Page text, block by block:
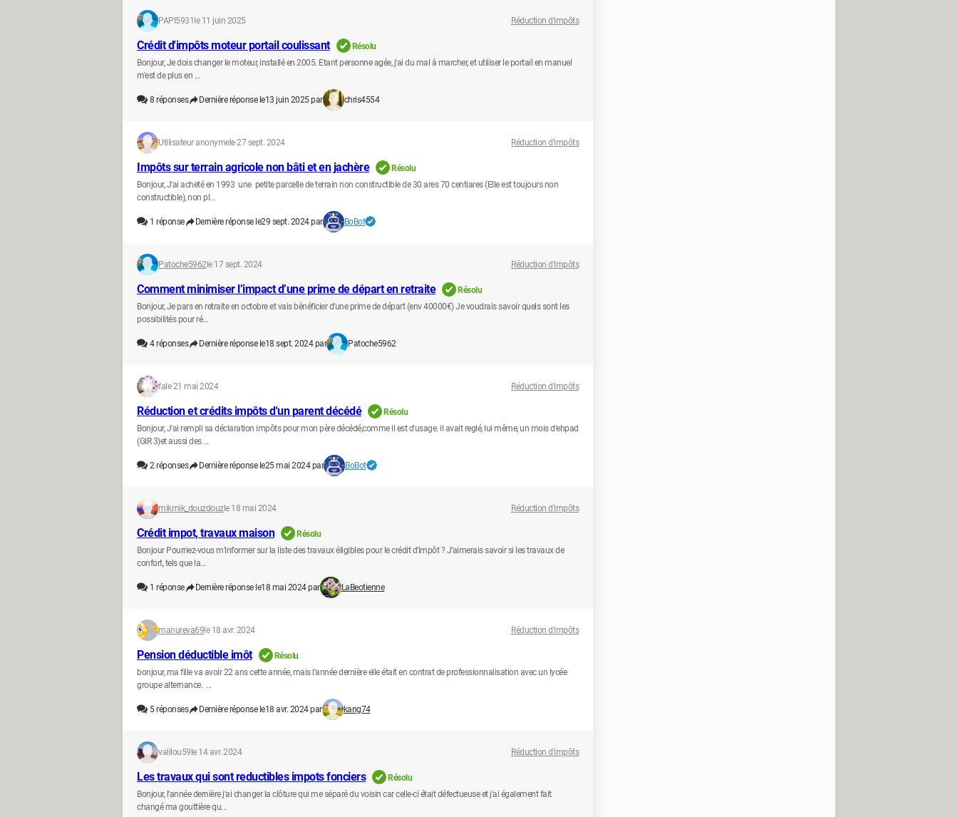
PAPI5931 le 11 juin 2025 Réduction d'impôts
Crédit d'impôts moteur portail coulissant
Résolu
Bonjour, Je dois changer le moteur, installé en 2005. Etant personne agée, j'ai du mal à marcher, et utiliser le portail en manuel
m'est de plus en ...
8 réponses Dernière réponse le13 juin 2025 par chris4554
Utilisateur anonymele 27 sept. 2024 Réduction d'impôts
Impôts sur terrain agricole non bâti et en jachère
Résolu
Bonjour, J'ai acheté en 1993 une petite parcelle de terrain non constructible de 30 ares 70 centiares (Elle est toujours non
constructible), non pl...
1 réponse Dernière réponse le29 sept. 2024 par BoBot
Patoche5962le 17 sept. 2024 Réduction d'impôts
Comment minimiser l’impact d’une prime de départ en retraite
Résolu
Bonjour, Je pars en retraite en octobre et vais bénéficier d’une prime de départ (env 40000€) Je voudrais savoir quels sont les
possibilités pour ré...
4réponses Dernière réponse le18 sept. 2024 par Patoche5962
fa le 21 mai 2024 Réduction d'impôts
Réduction et crédits impôts d'un parent décédé
Résolu
Bonjour, J'ai rempli sa déclaration impôts pour mon père décédé,comme il est d'usage. il avait reglé, lui même, un mois d'ehpad
(GIR 3)et aussi des ...
2réponses Dernière réponse le25 mai 2024 par BoBot
mikmik_douzdouzle 18 mai 2024 Réduction d'impôts
Crédit impot, travaux maison
Résolu
Bonjour Pourriez-vous m’informer sur la liste des travaux éligibles pour le crédit d’impôt ? J’aimerais savoir si les travaux de
confort, tels que la...
1 réponse Dernière réponse le18 mai 2024 par LaBeotienne
manureva69 le 18 avr. 2024 Réduction d'impôts
Pension déductible imôt
Résolu
bonjour, ma fille va avoir 22 ans cette année, mais l'année dernière elle était en contrat de professionnalisation avec un lycée
groupe alternance. ...
5réponses Dernière réponse le18 avr. 2024 par kang74
valilou59 le 14 avr. 2024 Réduction d'impôts
Les travaux qui sont reductibles impots fonciers
Résolu
Bonjour, l'année dernière j'ai changer la clôture qui me séparé du voisin car celle-ci était défectueuse et j'ai également fait
changé ma gouttière qu...